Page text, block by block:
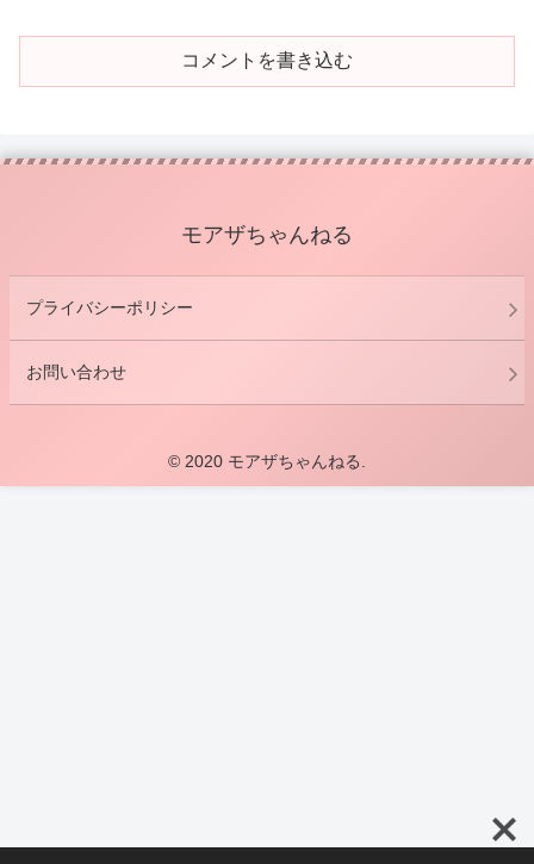
コメントを書き込む
モアザちゃんねる
プライバシーポリシー
お問い合わせ
© 2020 モアザちゃんねる.